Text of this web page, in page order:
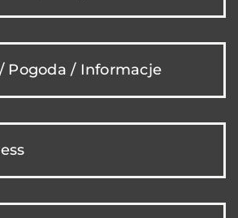
Pogoda / Informacje